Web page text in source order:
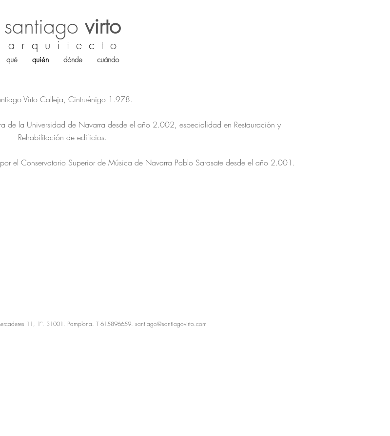
santiago virto
qué quién dónde cuándo
a r q u i t e c t o
Virto Calleja, Cintruénigo 1.978.
de la Universidad de Navarra desde el año 2.002, especialidad en Restauración y
Rehabilitación de edificios.
el Conservatorio Superior de Música de Navarra Pablo Sarasate desde el año 2.001.
11, 1º. 31001. Pamplona. T 615896659. santiago@santiagovirto.com